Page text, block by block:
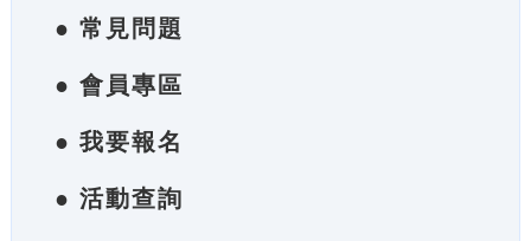
● 常見問題
● 會員專區
● 我要報名
● 活動查詢